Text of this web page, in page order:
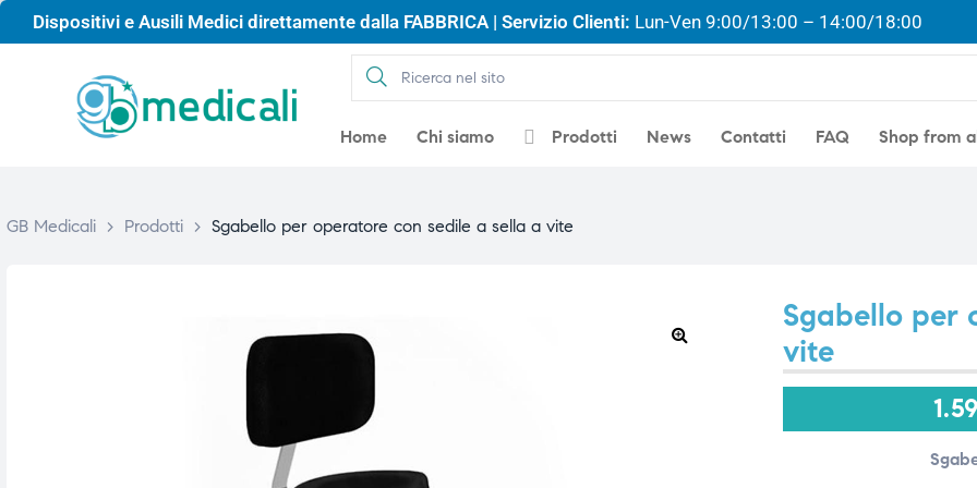
Dispositivi e Ausili Medici direttamente dalla FABBRICA | Servizio Clienti: Lun-Ven 9:00/13:00 – 14:00/18:00
Home Chi siamo Prodotti News Contatti FAQ Shop from
GB Medicali > Prodotti > Sgabello per operatore con sedile a sella a vite
Sgabello per
vite